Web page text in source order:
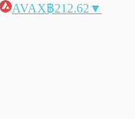
AVAX฿212.62 ▼